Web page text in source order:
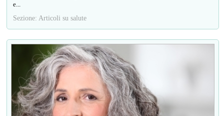
e...
Sezione: Articoli su salute